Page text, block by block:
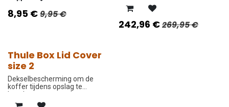
8,95 €9,95€
Ergonomisch en duurzaam
ontworpen.
242,96 €269,95€
-10%
Thule Box Lid Cover
size 2
Dekselbescherming om de
koffer tijdens opslag te
beschermen tegen krassen en
stof.